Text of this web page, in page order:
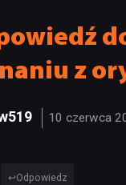
z
10 czerwca
Odpowiedz